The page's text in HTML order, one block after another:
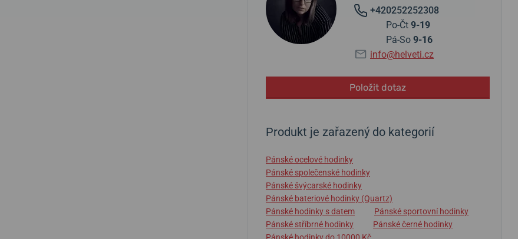
+420252252308
Po-Čt 9-19
Pá-So 9-16
info@helveti.cz
Položit dotaz
Produkt je zařazený do kategorií
Pánské ocelové hodinky
Pánské společenské hodinky
Pánské švýcarské hodinky
Pánské bateriové hodinky (Quartz)
Pánské hodinky s datem
Pánské sportovní hodinky
Pánské stříbrné hodinky
Pánské černé hodinky